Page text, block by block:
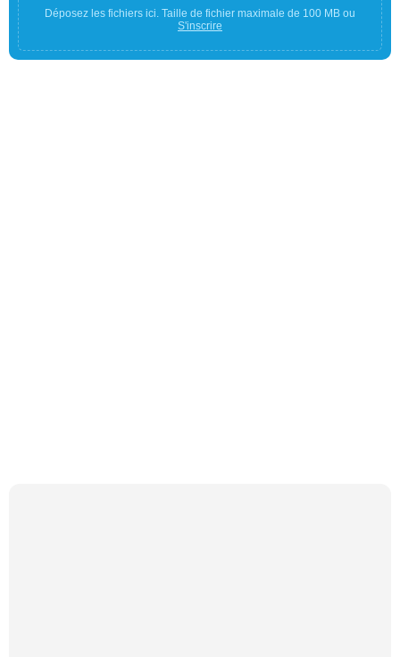
Déposez les fichiers ici. Taille de fichier maximale de 100 MB ou
S'inscrire